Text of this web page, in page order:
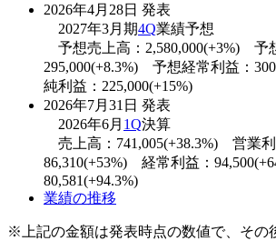
2026年4月28日 発表
2027年3月期4Q業績予想
予想売上高：2,580,000(+3%) 予
295,000(+8.3%) 予想経常利益：
純利益：225,000(+15%)
2026年7月31日 発表
2026年6月 1Q決算
売上高：741,005(+38.3%) 営業利
86,310(+53%) 経常利益：
80,581(+94.3%)
業績の推移
※上記の金額は発表時点の数値で、その